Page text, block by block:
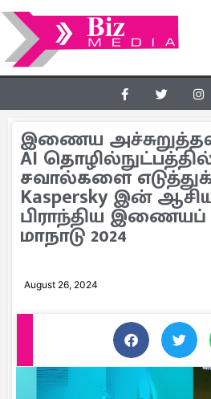
இணைய
AI
சவால்களை
Kaspersky இன்
பிராந்திய இணையப்
மாநாடு 2024
August 26, 2024